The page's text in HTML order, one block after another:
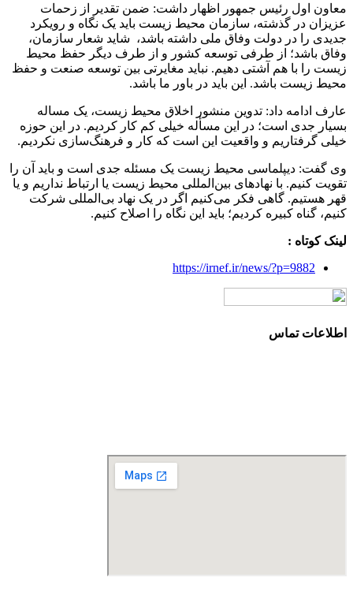
معاون اول رئیس جمهور اظهار داشت: ضمن تقدیر از زحمات
عزیزان در گذشته، سازمان محیط زیست باید یک نگاه و رویکرد
جدیدی را در دولت وفاق ملی داشته باشد، شاید شعار سازمان،
وفاق باشد؛ از طرفی توسعه کشور و از طرف دیگر حفظ محیط
زیست را با هم آشتی دهیم. نباید مغایرتی بین توسعه صنعت و حفظ
محیط زیست باشد. این باید در باور ما باشد.
عارف ادامه داد: تدوین منشور اخلاق محیط زیست، یک مساله
بسیار جدی است؛ در این مسأله خیلی کم کار کردیم. در این حوزه
خیلی گرفتاریم و واقعیت این است که کار و فرهنگ‌سازی نکردیم.
وی گفت: دیپلماسی محیط زیست یک مسئله جدی است و باید آن را
تقویت کنیم. با نهادهای بین‌المللی محیط زیست یا ارتباط نداریم و یا
قهر هستیم. گاهی فکر می‌کنیم اگر در یک نهاد بی‌المللی شرکت
کنیم، گناه کبیره کردیم؛ باید این نگاه را اصلاح کنیم.
لینک کوتاه :
https://irnef.ir/news/?p=9882
اطلاعات تماس